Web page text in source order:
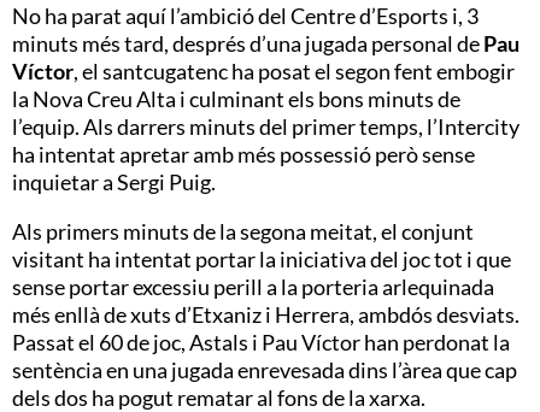
No ha parat aquí l’ambició del Centre d’Esports i, 3
minuts més tard, després d’una jugada personal dePau
Víctor, el santcugatenc ha posat el segon fent embogir
la Nova Creu Alta i culminant els bons minuts de
l’equip. Als darrers minuts del primer temps, l’Intercity
ha intentat apretar amb més possessió però sense
inquietar a Sergi Puig.
Als primers minuts de la segona meitat, el conjunt
visitant ha intentat portar la iniciativa del joc tot i que
sense portar excessiu perill a la porteria arlequinada
més enllà de xuts d’Etxaniz i Herrera, ambdós desviats.
Passat el 60 de joc, Astals i Pau Víctor han perdonat la
sentència en una jugada enrevesada dins l’àrea que cap
dels dos ha pogut rematar al fons de la xarxa.